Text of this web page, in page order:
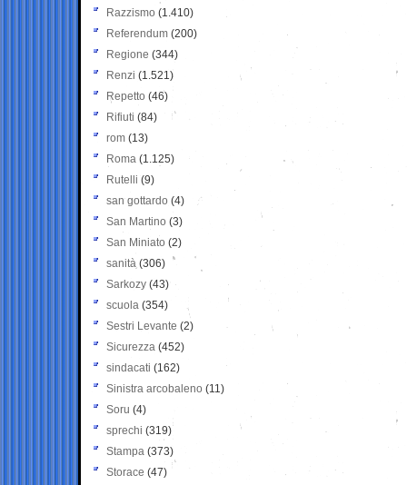
Razzismo (1.410)
Referendum (200)
Regione (344)
Renzi (1.521)
Repetto (46)
Rifiuti (84)
rom (13)
Roma (1.125)
Rutelli (9)
san gottardo (4)
San Martino (3)
San Miniato (2)
sanità (306)
Sarkozy (43)
scuola (354)
Sestri Levante (2)
Sicurezza (452)
sindacati (162)
Sinistra arcobaleno (11)
Soru (4)
sprechi (319)
Stampa (373)
Storace (47)